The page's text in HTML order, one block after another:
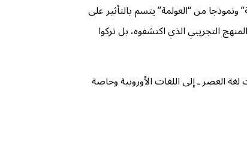
من “العولمة” يتسم بالتأثير على
التجريبي الذي اكتشفوه، بل تركوا
العصر ـ إلى اللغات الأوروبية وخاصة